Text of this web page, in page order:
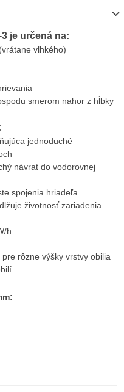
je určená na:
vlhkého)
smerom nahor z hĺbky
jednoduché
návrat do vodorovnej
spojenia hriadeľa
životnosť zariadenia
h
rôzne výšky vrstvy obilia